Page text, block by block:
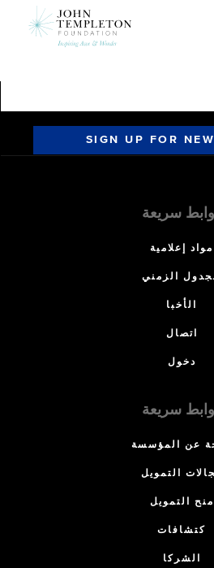
SIGN UP FOR
سريعة
مواد إعلامية
الزمني
الأخبا
اتصال
دخول
سريعة
عن المؤسسة
التمويل
منح التمويل
كتشافات
الشركا